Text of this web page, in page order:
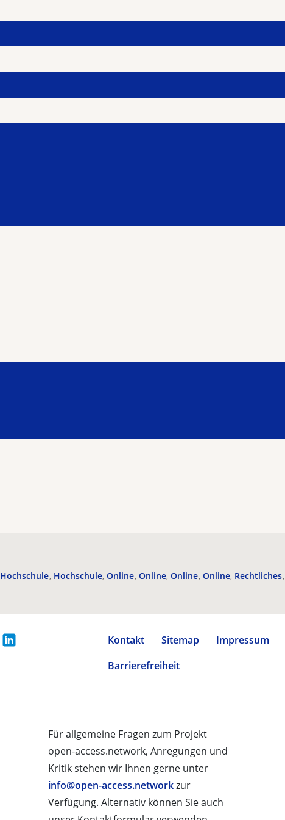
Hochschule Hochschule Online Online Online Online Rechtliches
Kontakt Sitemap Impressum
Barrierefreiheit
Für allgemeine Fragen zum Projekt
open-access.network, Anregungen und
Kritik stehen wir Ihnen gerne unter
info@open-access.networkzur
Verfügung. Alternativ können Sie auch